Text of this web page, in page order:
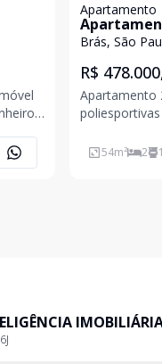
Apartamento
Brás, São
R$
Apartamento
móveis planejados
54m² 2 1